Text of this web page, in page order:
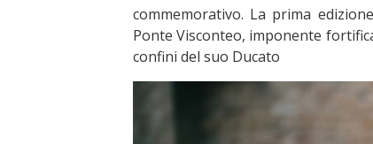
commemorativo. La prima
Ponte Visconteo, imponente
confini del suo Ducato